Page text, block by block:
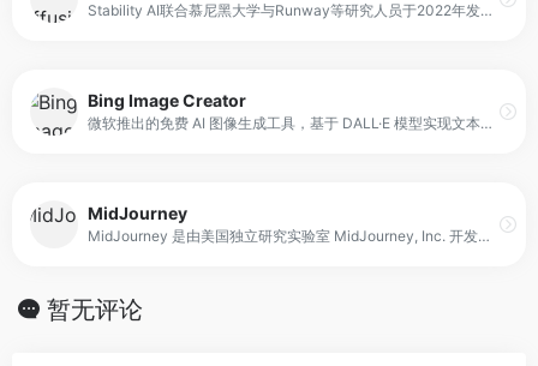
Stability AI联合慕尼黑大学与Runway等研究人员于2022年发布的文本到图像生成模型。它基于潜在扩散模型（Latent Diffusion Model）架构，通过深度学习技术，根据用户输入的文本提示生成高分辨率图像与插画。
Bing Image Creator
微软推出的免费 AI 图像生成工具，基于 DALL·E 模型实现文本生成图像能力。同时配套推出必应视频创建器，支持将文字描述转化为短视频内容。
MidJourney
MidJourney 是由美国独立研究实验室 MidJourney, Inc. 开发的一款 AI 驱动图像生成工具，核心能力是将用户输入的文字描述（提示词）转化为高质量、具有艺术风格的图像作品。它更强调画面的整体美感、风格一致性与视觉表现力，常被用于概念设计、插画创作、视觉灵感探索等场景，在创作者群体中具有较高的辨识度。
暂无评论